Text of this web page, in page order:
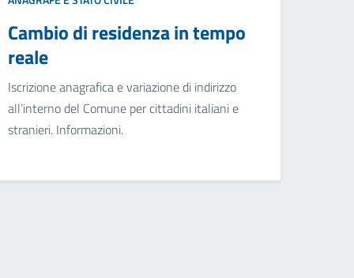
Cambio di residenza in tempo
reale
Iscrizione anagrafica e variazione di indirizzo
all’interno del Comune per cittadini italiani e
stranieri. Informazioni.